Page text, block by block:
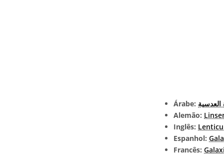
Árabe: العدسية
Alemão:
Inglês:
Espanhol:
Francês: